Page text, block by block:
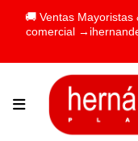
🚚 Ventas Mayoristas
comercial →